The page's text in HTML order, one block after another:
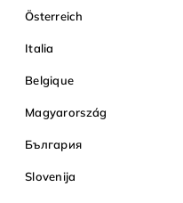
Österreich
Italia
Belgique
Magyarország
България
Slovenija